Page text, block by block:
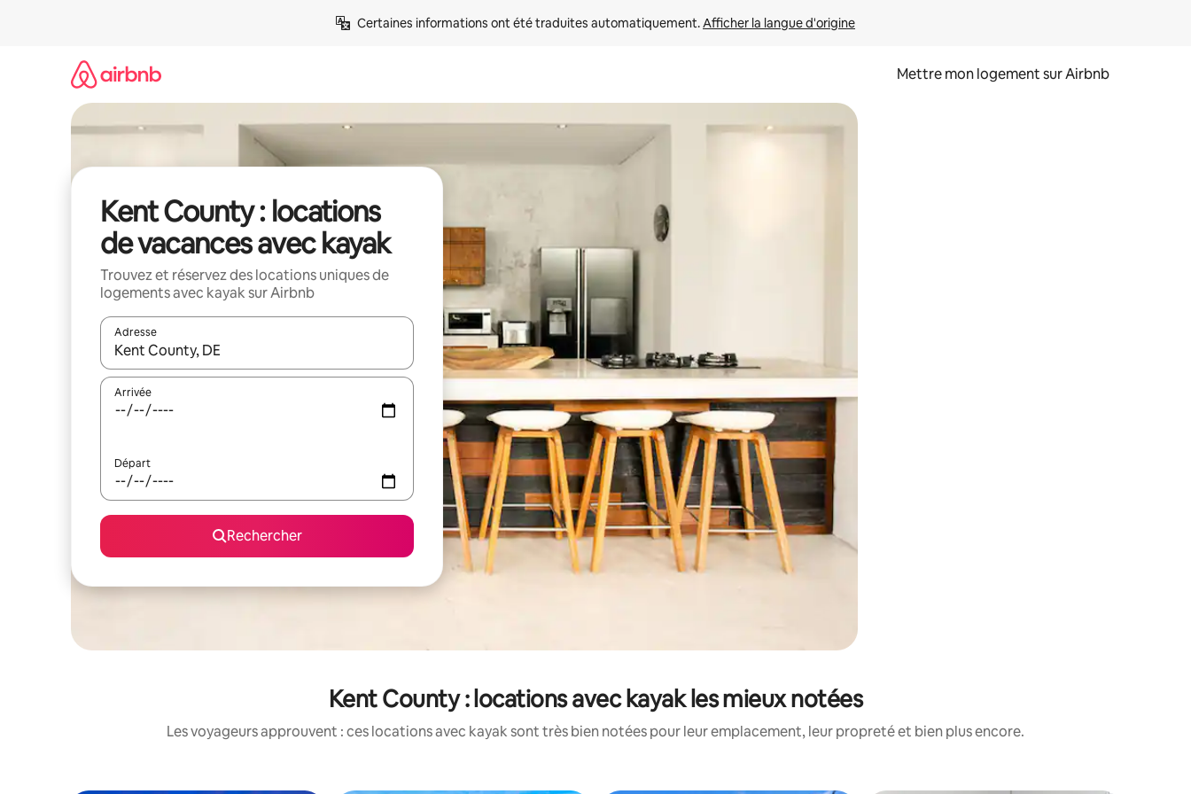
Certaines informations ont été traduites automatiquement. Afficher la langue d'origine
Mettre mon logement sur Airbnb
Kent County : locations
de vacances avec kayak
Trouvez et réservez des locations uniques de
logements avec kayak sur Airbnb
Adresse
Lorsque les résultats s'affichent, utilisez les flèches vers le haut et vers le bas pour les parcourir ou en appuyant et en faisant glisser.
Arrivée
Départ
Rechercher
Kent County : locations avec kayak les mieux notées
Les voyageurs approuvent : ces locations avec kayak sont très bien notées pour leur emplacement, leur propreté et bien plus encore.